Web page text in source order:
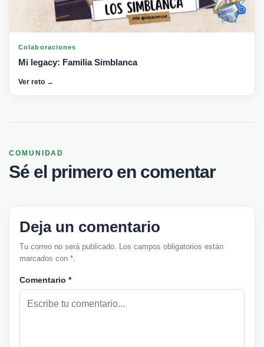
Colaboraciones
Mi legacy: Familia Simblanca
Ver reto →
COMUNIDAD
Sé el primero en comentar
Deja un comentario
Tu correo no será publicado. Los campos obligatorios están
marcados con *.
Comentario *